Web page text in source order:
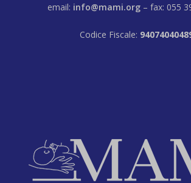
email: info@mami.org – fax: 055
Codice Fiscale: